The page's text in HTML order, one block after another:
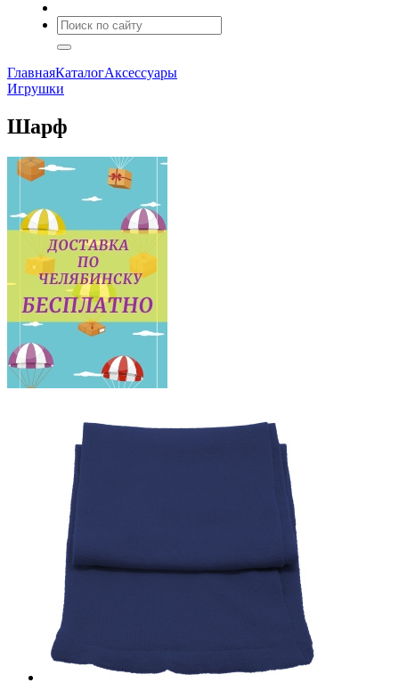
ГлавнаяКаталогАксессуары
Игрушки
Шарф